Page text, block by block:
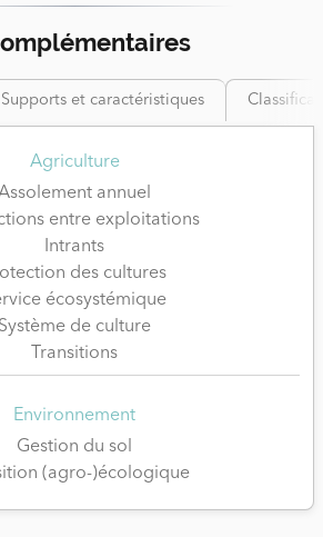
Supports et caractéristiques
Agriculture
annuel
entre exploitations
Intrants
des cultures
écosystémique
Système de culture
Transitions
Environnement
Gestion du sol
(agro-)écologique